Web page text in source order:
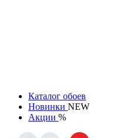
Каталог обоев
Новинки NEW
Акции %